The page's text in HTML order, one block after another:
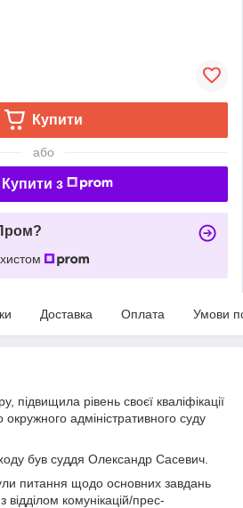
Купити
або
Купити з
Доставка Оплата Умови
підвищила рівень своєї кваліфікації
окружного адміністративного суду
був суддя Олександр Сасевич.
питання щодо основних завдань
відділом комунікацій/прес-